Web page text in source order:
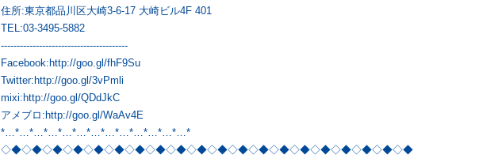
住所:東京都品川区大崎3-6-17 大崎ビル4F 401
TEL:03-3495-5882
----------------------------------------
Facebook: http://goo.gl/fhF9Su
Twitter: http://goo.gl/3vPmli
mixi: http://goo.gl/QDdJkC
アメブロ: http://goo.gl/WaAv4E
*…*…*…*…*…*…*…*…*…*…*…*…*…*
◇◆◇◆◇◆◇◆◇◆◇◆◇◆◇◆◇◆◇◆◇◆◇◆◇◆◇◆◇◆◇◆◇◆◇◆◇◆◇◆